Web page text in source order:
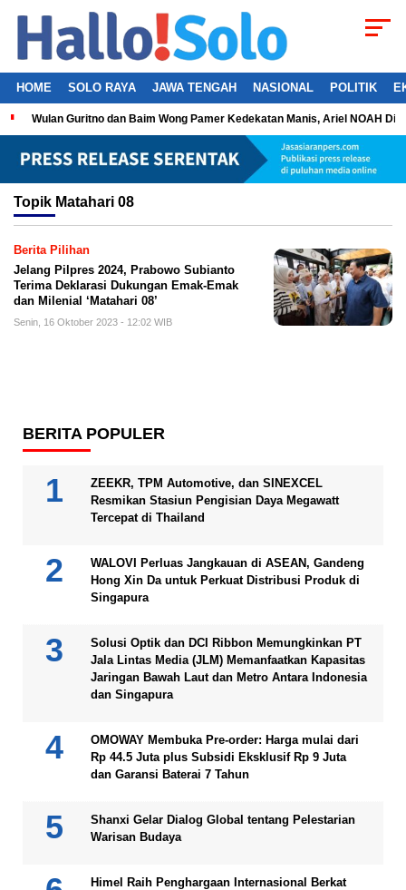
HOME SOLO RAYA JAWA TENGAH NASIONAL POLITIK
Wulan Guritno dan Baim Wong Pamer Kedekatan Manis, Ariel NOAH
Topik Matahari 08
Berita Pilihan
Jelang Pilpres 2024, Prabowo Subianto
Terima Deklarasi Dukungan Emak-Emak
dan Milenial ‘Matahari 08’
Senin, 16 Oktober 2023 - 12:02 WIB
BERITA POPULER
ZEEKR, TPM Automotive, dan SINEXCEL
Resmikan Stasiun Pengisian Daya Megawatt
Tercepat di Thailand
WALOVI Perluas Jangkauan di ASEAN, Gandeng
Hong Xin Da untuk Perkuat Distribusi Produk di
Singapura
Solusi Optik dan DCI Ribbon Memungkinkan PT
Jala Lintas Media (JLM) Memanfaatkan Kapasitas
Jaringan Bawah Laut dan Metro Antara Indonesia
dan Singapura
OMOWAY Membuka Pre-order: Harga mulai dari
Rp 44.5 Juta plus Subsidi Eksklusif Rp 9 Juta
dan Garansi Baterai 7 Tahun
Shanxi Gelar Dialog Global tentang Pelestarian
Warisan Budaya
Himel Raih Penghargaan Internasional Berkat